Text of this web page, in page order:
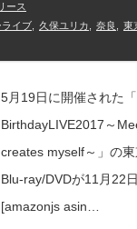
ース
ライブ 久保ユリカ 奈良
東
5月19日に開催された
BirthdayLIVE2017～
creates myself～」の
Blu-ray/DVDが11月22
[amazonjs asin…